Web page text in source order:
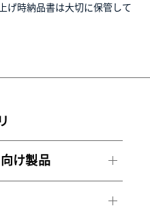
げ時納品書は大切に保管して
け製品